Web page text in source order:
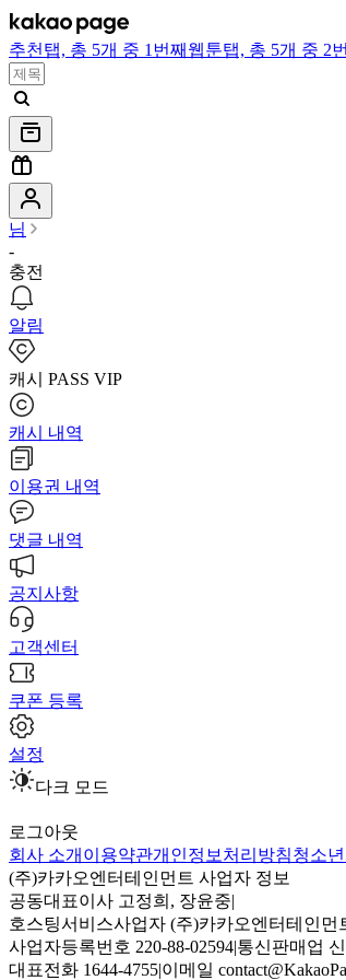
추천 탭, 총 5개 중 1번째 웹툰탭, 총 5개 중 2
님
-
충전
알림
캐시 PASS VIP
캐시 내역
이용권 내역
댓글 내역
공지사항
고객센터
쿠폰 등록
설정
다크 모드
로그아웃
회사 소개 이용약관개인정보처리방침청소
(주)카카오엔터테인먼트 사업자 정보
공동대표이사 고정희, 장윤중|
호스팅서비스사업자 (주)카카오엔터테인먼
사업자등록번호 220-88-02594|통신판매업
대표전화 1644-4755|이메일